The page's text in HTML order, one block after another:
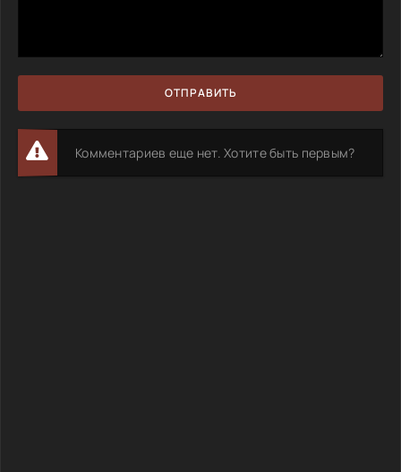
ОТПРАВИТЬ
Комментариев еще нет. Хотите быть первым?